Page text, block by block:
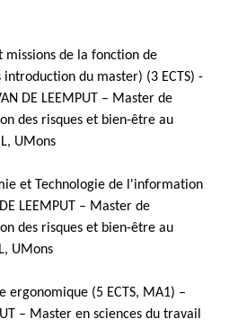
missions de la fonction de
du master) (3 ECTS) -
DE LEEMPUT – Master de
des risques et bien-être au
UMons
et Technologie de l'information
LEEMPUT – Master de
des risques et bien-être au
UMons
ergonomique (5 ECTS, MA1) –
– Master en sciences du travail